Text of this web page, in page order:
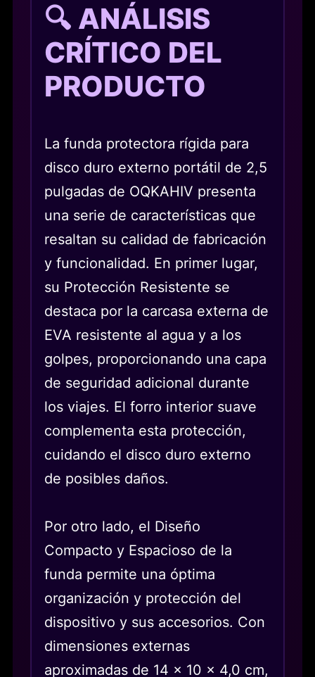
🔍 ANÁLISIS
CRÍTICO DEL
PRODUCTO
La funda protectora rígida para
disco duro externo portátil de 2,5
pulgadas de OQKAHIV presenta
una serie de características que
resaltan su calidad de fabricación
y funcionalidad. En primer lugar,
su Protección Resistente se
destaca por la carcasa externa de
EVA resistente al agua y a los
golpes, proporcionando una capa
de seguridad adicional durante
los viajes. El forro interior suave
complementa esta protección,
cuidando el disco duro externo
de posibles daños.
Por otro lado, el Diseño
Compacto y Espacioso de la
funda permite una óptima
organización y protección del
dispositivo y sus accesorios. Con
dimensiones externas
aproximadas de 14 x 10 x 4,0 cm,